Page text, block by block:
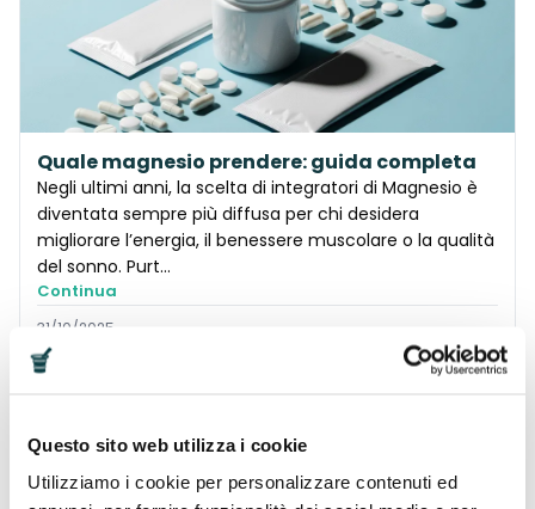
Questo sito web utilizza i cookie
Utilizziamo i cookie per personalizzare contenuti ed
Quale magnesio prendere: guida completa
Negli ultimi anni, la scelta di integratori di Magnesio è
diventata sempre più diffusa per chi desidera
migliorare l’energia, il benessere muscolare o la qualità
del sonno. Purt…
Continua
31/10/2025